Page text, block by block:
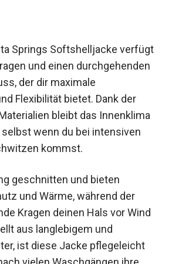
Springs Softshelljacke
Stehkragen und einen
der dir
und Flexibilität bietet.
Materialien bleibt das
selbst wenn du bei
ins Schwitzen kommst.
geschnitten und bieten
und Wärme, während der
Kragen deinen Hals vor Wind
aus langlebigem und
ist diese Jacke pflegeleicht